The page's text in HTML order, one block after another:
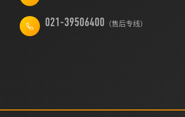
021-39506400 （售后专线）